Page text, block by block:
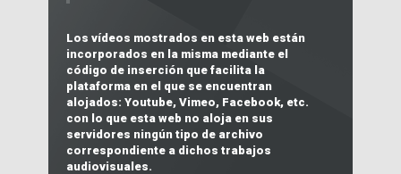
Los vídeos mostrados en esta web están
incorporados en la misma mediante el
código de inserción que facilita la
plataforma en el que se encuentran
alojados: Youtube, Vimeo, Facebook, etc.
con lo que esta web no aloja en sus
servidores ningún tipo de archivo
correspondiente a dichos trabajos
audiovisuales.